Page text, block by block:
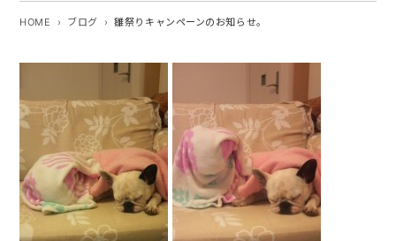
HOME ブログ 雛祭りキャンペーンのお知らせ。